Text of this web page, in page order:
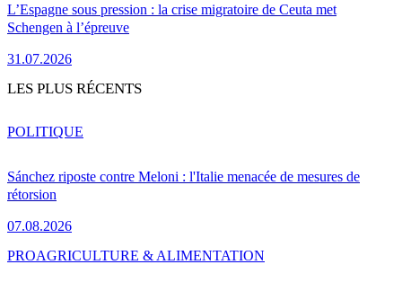
L’Espagne sous pression : la crise migratoire de Ceuta met
Schengen à l’épreuve
31.07.2026
LES PLUS RÉCENTS
Sánchez riposte contre Meloni : l'Italie menacée de mesures de
rétorsion
07.08.2026
POLITIQUE
PROAGRICULTURE & ALIMENTATION